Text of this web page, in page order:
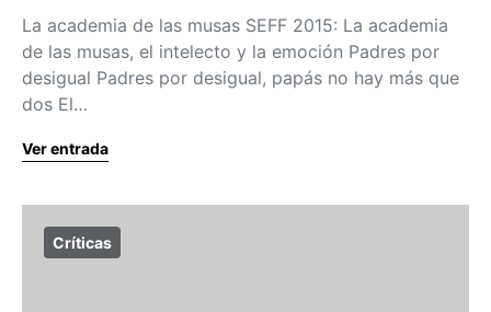
La academia de las musas SEFF 2015: La academia
de las musas, el intelecto y la emoción Padres por
desigual Padres por desigual, papás no hay más que
dos El…
Ver entrada
Críticas